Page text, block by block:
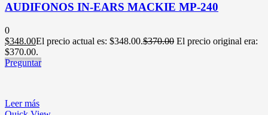
AUDIFONOS IN-EARS MACKIE MP-240
0
$348.00El precio actual es: $348.00.$370.00 El precio original era:
$370.00.
Preguntar
Leer más